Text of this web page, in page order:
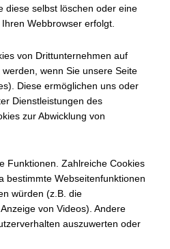
diese selbst löschen oder eine
Webbrowser erfolgt.
von Drittunternehmen auf
wenn Sie unsere Seite
Diese ermöglichen uns oder
Dienstleistungen des
zur Abwicklung von
Funktionen. Zahlreiche Cookies
bestimmte Webseitenfunktionen
würden (z.B. die
von Videos). Andere
auszuwerten oder